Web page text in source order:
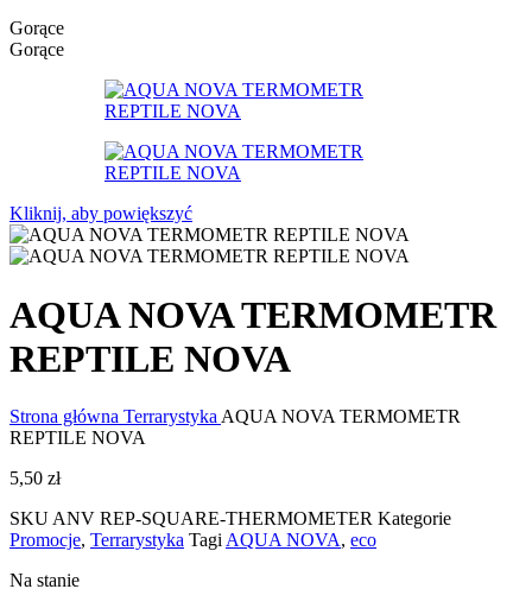
Gorące
Gorące
Kliknij, aby powiększyć
AQUA NOVA TERMOMETR
REPTILE NOVA
Strona główna Terrarystyka AQUA NOVA TERMOMETR
REPTILE NOVA
5,50 zł
SKU ANV REP-SQUARE-THERMOMETER Kategorie
Promocje, Terrarystyka Tagi AQUA NOVA, eco
Na stanie